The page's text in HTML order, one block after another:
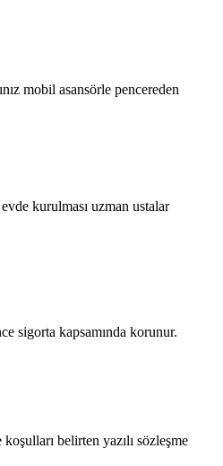
mobil asansörle pencereden
kurulması uzman ustalar
sigorta kapsamında korunur.
belirten yazılı sözleşme